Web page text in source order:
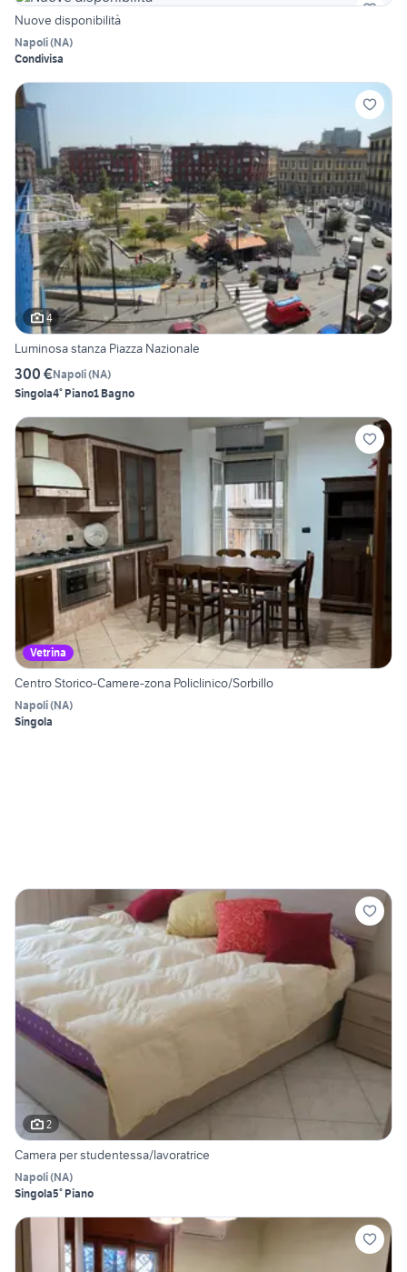
Nuove disponibilità
Napoli(NA)
Condivisa
4
Luminosa stanza Piazza Nazionale
300 €Napoli(NA)
Singola4° Piano1 Bagno
Vetrina
Centro Storico-Camere-zona Policlinico/Sorbillo
Napoli(NA)
Singola
2
Camera per studentessa/lavoratrice
Napoli(NA)
Singola5° Piano